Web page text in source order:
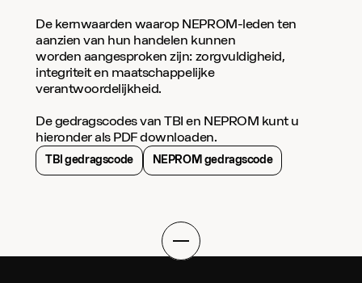
De kernwaarden waarop NEPROM-leden ten
aanzien van hun handelen kunnen
worden aangesproken zijn: zorgvuldigheid,
integriteit en maatschappelijke
verantwoordelijkheid.
De gedragscodes van TBI en NEPROM kunt u
hieronder als PDF downloaden.
TBI gedragscode NEPROM gedragscode